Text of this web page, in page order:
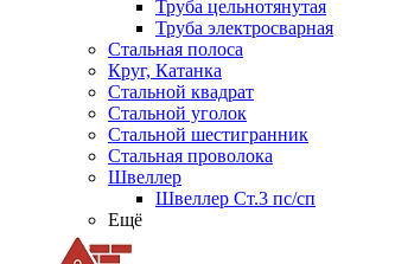
Труба цельнотянутая
Труба электросварная
Стальная полоса
Круг, Катанка
Стальной квадрат
Стальной уголок
Стальной шестигранник
Стальная проволока
Швеллер
Швеллер Ст.3 пс/сп
Ещё